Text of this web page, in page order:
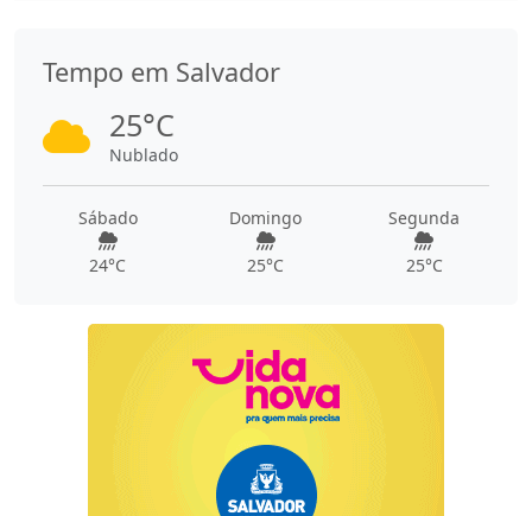
Tempo em Salvador
25°C
Nublado
Sábado
24°C
Domingo
25°C
Segunda
25°C